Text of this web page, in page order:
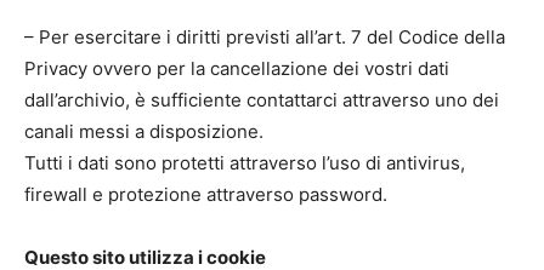
– Per esercitare i diritti previsti all’art. 7 del Codice della
Privacy ovvero per la cancellazione dei vostri dati
dall’archivio, è sufficiente contattarci attraverso uno dei
canali messi a disposizione.
Tutti i dati sono protetti attraverso l’uso di antivirus,
firewall e protezione attraverso password.
Questo sito utilizza i cookie